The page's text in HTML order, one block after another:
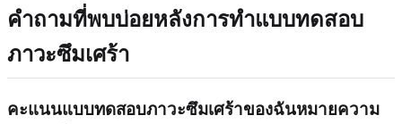
คำถามที่พบบ่อยหลังการทำแบบทดสอบ
ภาวะซึมเศร้า
คะแนนแบบทดสอบภาวะซึมเศร้าของฉันหมายความ